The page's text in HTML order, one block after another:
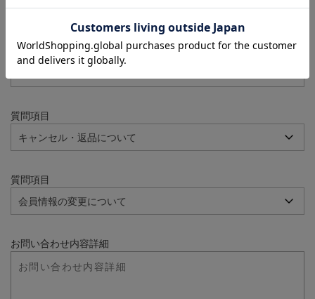
質問項目
質問項目
質問項目
お問い合わせ内容詳細